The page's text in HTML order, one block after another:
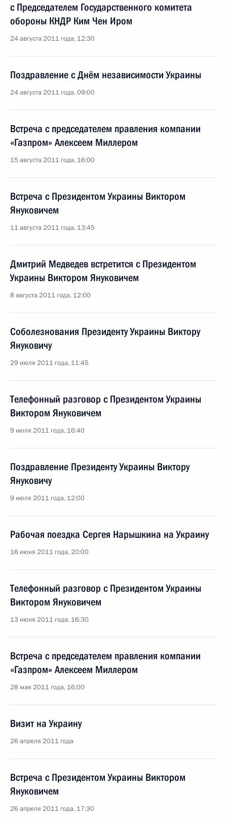
с Председателем Государственного комитета
обороны КНДР Ким Чен Иром
24 августа 2011 года, 12:30
Поздравление с Днём независимости Украины
24 августа 2011 года, 09:00
Встреча с председателем правления компании
«Газпром» Алексеем Миллером
15 августа 2011 года, 16:00
Встреча с Президентом Украины Виктором
Януковичем
11 августа 2011 года, 13:45
Дмитрий Медведев встретится с Президентом
Украины Виктором Януковичем
8 августа 2011 года, 12:00
Соболезнования Президенту Украины Виктору
Януковичу
29 июля 2011 года, 11:45
Телефонный разговор с Президентом Украины
Виктором Януковичем
9 июля 2011 года, 16:40
Поздравление Президенту Украины Виктору
Януковичу
9 июля 2011 года, 12:00
Рабочая поездка Сергея Нарышкина на Украину
16 июня 2011 года, 20:00
Телефонный разговор с Президентом Украины
Виктором Януковичем
13 июня 2011 года, 16:30
Встреча с председателем правления компании
«Газпром» Алексеем Миллером
28 мая 2011 года, 16:00
Визит на Украину
26 апреля 2011 года
Встреча с Президентом Украины Виктором
Януковичем
26 апреля 2011 года, 17:30